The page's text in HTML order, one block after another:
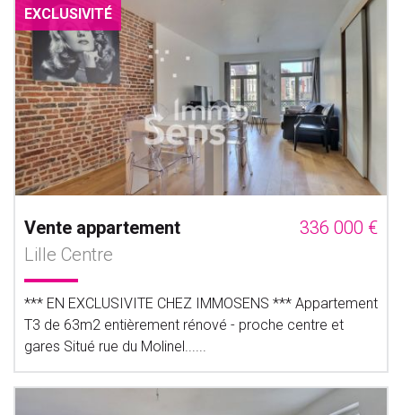
EXCLUSIVITÉ
Vente appartement
336 000 €
Lille Centre
*** EN EXCLUSIVITE CHEZ IMMOSENS *** Appartement
T3 de 63m2 entièrement rénové - proche centre et
gares Situé rue du Molinel......